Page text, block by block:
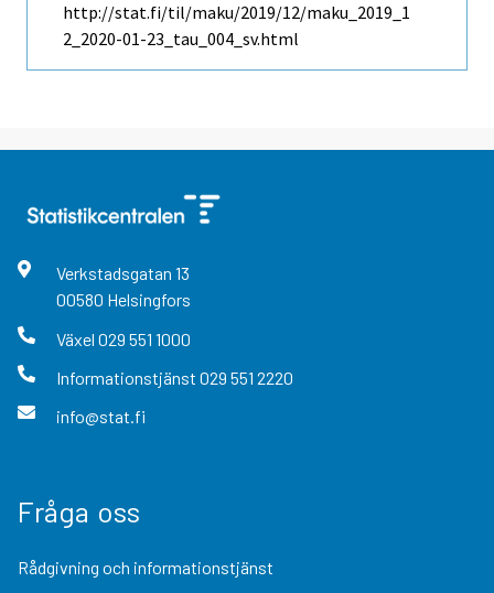
http://stat.fi/til/maku/2019/12/maku_2019_1
2_2020-01-23_tau_004_sv.html
Verkstadsgatan 13
00580 Helsingfors
Växel 029 551 1000
Informationstjänst 029 551 2220
info@stat.fi
Fråga oss
Rådgivning och informationstjänst